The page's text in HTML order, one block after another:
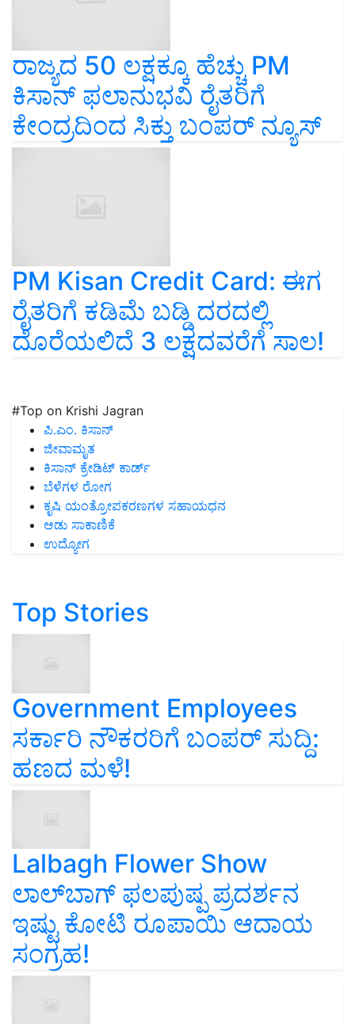
ರಾಜ್ಯದ 50 ಲಕ್ಷಕ್ಕೂ ಹೆಚ್ಚು PM
ಕಿಸಾನ್‌ ಫಲಾನುಭವಿ ರೈತರಿಗೆ
ಕೇಂದ್ರದಿಂದ ಸಿಕ್ತು ಬಂಪರ್‌ ನ್ಯೂಸ್‌
PM Kisan Credit Card: ಈಗ
ರೈತರಿಗೆ ಕಡಿಮೆ ಬಡ್ಡಿ ದರದಲ್ಲಿ
ದೊರೆಯಲಿದೆ 3 ಲಕ್ಷದವರೆಗೆ ಸಾಲ!
#Top on Krishi Jagran
ಪಿ.ಎಂ. ಕಿಸಾನ್
ಜೀವಾಮೃತ
ಕಿಸಾನ್ ಕ್ರೇಡಿಟ್ ಕಾರ್ಡ್
ಬೆಳೆಗಳ ರೋಗ
ಕೃಷಿ ಯಂತ್ರೋಪಕರಣಗಳ ಸಹಾಯಧನ
ಆಡು ಸಾಕಾಣಿಕೆ
ಉದ್ಯೋಗ
Top Stories
Government Employees
ಸರ್ಕಾರಿ ನೌಕರರಿಗೆ ಬಂಪರ್‌ ಸುದ್ದಿ:
ಹಣದ ಮಳೆ!
Lalbagh Flower Show
ಲಾಲ್‌ಬಾಗ್ ಫಲಪುಷ್ಪ ಪ್ರದರ್ಶನ
ಇಷ್ಟು ಕೋಟಿ ರೂಪಾಯಿ ಆದಾಯ
ಸಂಗ್ರಹ!